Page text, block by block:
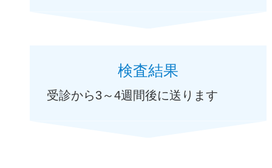
検査結果
受診から3～4週間後に送ります